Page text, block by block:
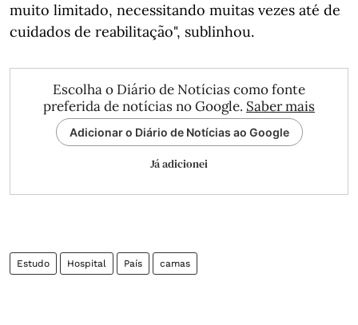
muito limitado, necessitando muitas vezes até de
cuidados de reabilitação", sublinhou.
Escolha o Diário de Notícias como fonte
preferida de notícias no Google. Saber mais
Adicionar o Diário de Notícias ao Google
Já adicionei
Estudo Hospital País camas